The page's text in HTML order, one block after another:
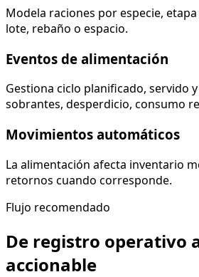
Modela raciones por especie,
lote, rebaño o espacio.
Eventos de alimentación
Gestiona ciclo planificado, servido
sobrantes, desperdicio, consumo
Movimientos automáticos
La alimentación afecta inventario
retornos cuando corresponde.
Flujo recomendado
De registro operativo
accionable